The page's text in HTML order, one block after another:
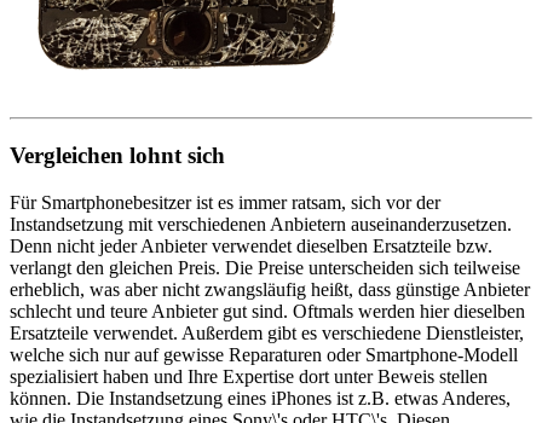
Vergleichen lohnt sich
Für Smartphonebesitzer ist es immer ratsam, sich vor der
Instandsetzung mit verschiedenen Anbietern auseinanderzusetzen.
Denn nicht jeder Anbieter verwendet dieselben Ersatzteile bzw.
verlangt den gleichen Preis. Die Preise unterscheiden sich teilweise
erheblich, was aber nicht zwangsläufig heißt, dass günstige Anbieter
schlecht und teure Anbieter gut sind. Oftmals werden hier dieselben
Ersatzteile verwendet. Außerdem gibt es verschiedene Dienstleister,
welche sich nur auf gewisse Reparaturen oder Smartphone-Modell
spezialisiert haben und Ihre Expertise dort unter Beweis stellen
können. Die Instandsetzung eines iPhones ist z.B. etwas Anderes,